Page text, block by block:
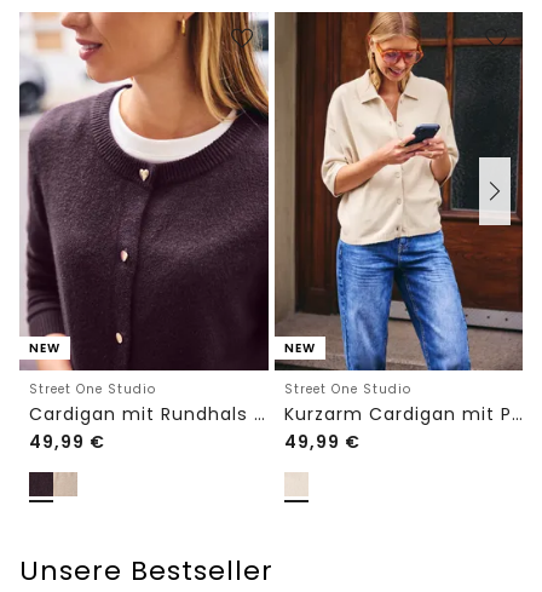
NEW
Street One Studio
Cardigan mit Rundhals und Knöpfen
49,99 €
NEW
Street One Studio
Kurzarm Cardigan mit Polokragen
49,99 €
Unsere Bestseller